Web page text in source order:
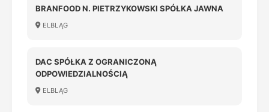
BRANFOOD N. PIETRZYKOWSKI SPÓŁKA JAWNA
ELBLĄG
DAC SPÓŁKA Z OGRANICZONĄ
ODPOWIEDZIALNOŚCIĄ
ELBLĄG